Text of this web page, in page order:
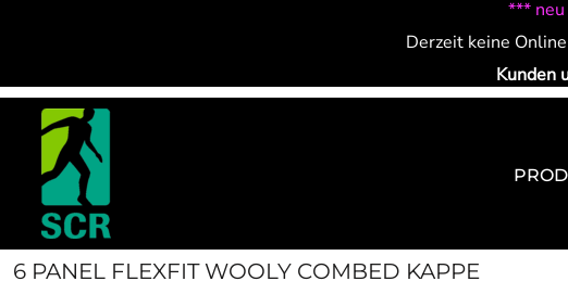
***
Derzeit keine
Kunden
6 PANEL FLEXFIT WOOLY COMBED KAPPE
ANMELDEN
REGISTRIEREN
WARENKORB: 0 ARTIKEL
CURRENCY: